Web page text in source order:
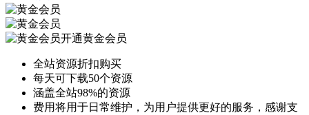
开通黄金会员
全站资源折扣购买
每天可下载50个资源
涵盖全站98%的资源
费用将用于日常维护，为用户提供更好的服务，感谢支